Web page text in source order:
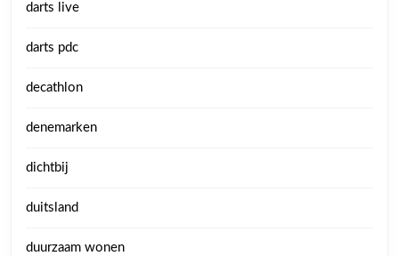
darts live
darts pdc
decathlon
denemarken
dichtbij
duitsland
duurzaam wonen